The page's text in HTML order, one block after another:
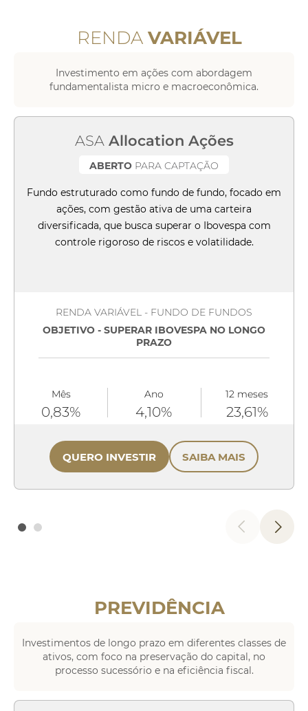
RENDA VARIÁVEL
Investimento em ações com abordagem
fundamentalista micro e macroeconômica.
ASAAllocation Ações
ABERTO PARA CAPTAÇÃO
Fundo estruturado como fundo de fundo, focado em
ações, com gestão ativa de uma carteira
diversificada, que busca superar o Ibovespa com
controle rigoroso de riscos e volatilidade.
RENDA VARIÁVEL - FUNDO DE FUNDOS
OBJETIVO - SUPERAR IBOVESPA NO LONGO
PRAZO
Mês
0,83%
Ano
4,10%
12 meses
23,61%
QUERO INVESTIR SAIBA MAIS
PREVIDÊNCIA
Investimentos de longo prazo em diferentes classes de
ativos, com foco na preservação do capital, no
processo sucessório e na eficiência fiscal.